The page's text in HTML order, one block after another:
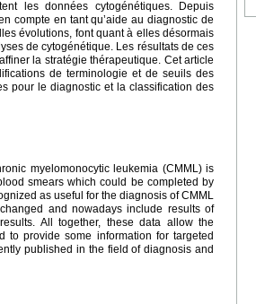
les données cytogénétiques. Depuis
compte en tant qu’aide au diagnostic de
évolutions, font quant à elles désormais
de cytogénétique. Les résultats de ces
la stratégie thérapeutique. Cet article
de terminologie et de seuils des
pour le diagnostic et la classification des
myelomonocytic leukemia (CMML) is
smears which could be completed by
as useful for the diagnosis of CMML
and nowadays include results of
All together, these data allow the
to provide some information for targeted
published in the field of diagnosis and